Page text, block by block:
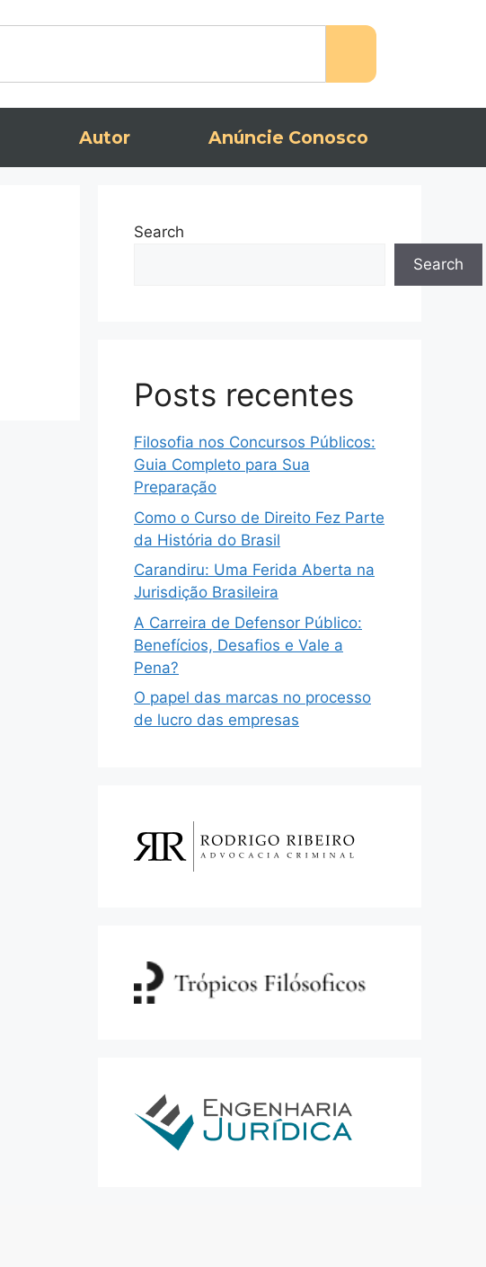
Autor Anúncie Conosco
Search
Search
Posts recentes
Filosofia nos Concursos Públicos:
Guia Completo para Sua
Preparação
Como o Curso de Direito Fez Parte
da História do Brasil
Carandiru: Uma Ferida Aberta na
Jurisdição Brasileira
A Carreira de Defensor Público:
Benefícios, Desafios e Vale a
Pena?
O papel das marcas no processo
de lucro das empresas